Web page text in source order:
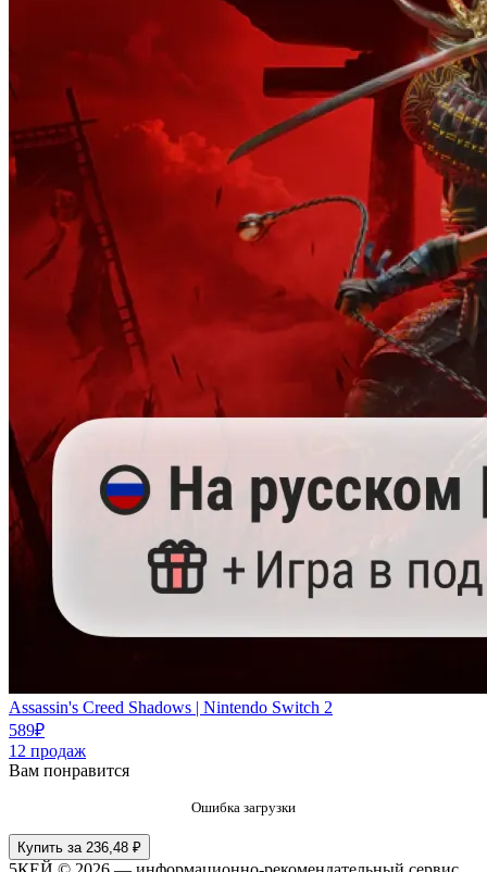
Assassin's Creed Shadows | Nintendo Switch 2
589₽
12 продаж
Вам понравится
Ошибка загрузки
Купить за 236,48 ₽